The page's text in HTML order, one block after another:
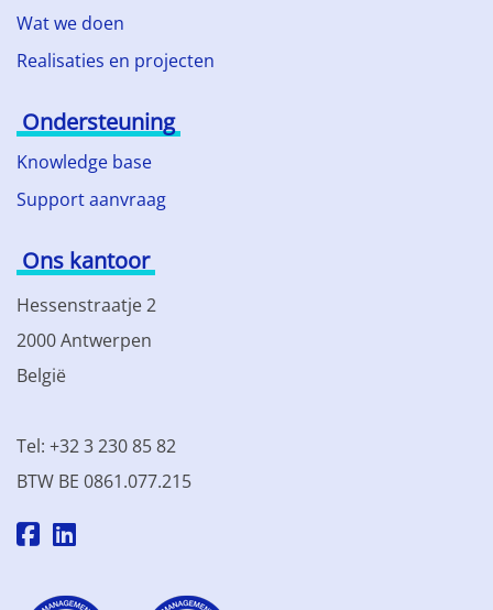
Wat we doen
Realisaties en projecten
Ondersteuning
Knowledge base
Support aanvraag
Ons kantoor
Hessenstraatje 2
2000 Antwerpen
België
Tel: +32 3 230 85 82
BTW BE 0861.077.215